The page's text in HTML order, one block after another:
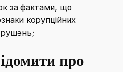
за фактами, що
корупційних
про